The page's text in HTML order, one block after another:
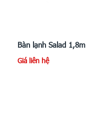
Bàn lạnh Salad 1,8m
Giá liên hệ